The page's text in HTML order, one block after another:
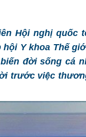
Hội nghị quốc
Y khoa Thế
đời sống cá
trước việc